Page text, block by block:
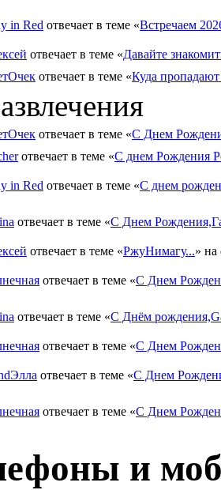
in Red отвечает в теме «Встречаем
отвечает в теме «Давайте
отвечает в теме «Куда
отвечает в теме «С Днем
отвечает в теме «С днем Рождения
in Red отвечает в теме «С днем
отвечает в теме «С Днем
отвечает в теме «РжуНимагу...» на
отвечает в теме «С Днем
отвечает в теме «С Днём
отвечает в теме «С Днем
отвечает в теме «С Днем
отвечает в теме «С Днем
и